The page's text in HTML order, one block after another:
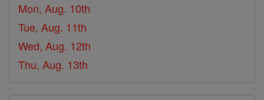
Mon, Aug. 10th
Tue, Aug. 11th
Wed, Aug. 12th
Thu, Aug. 13th